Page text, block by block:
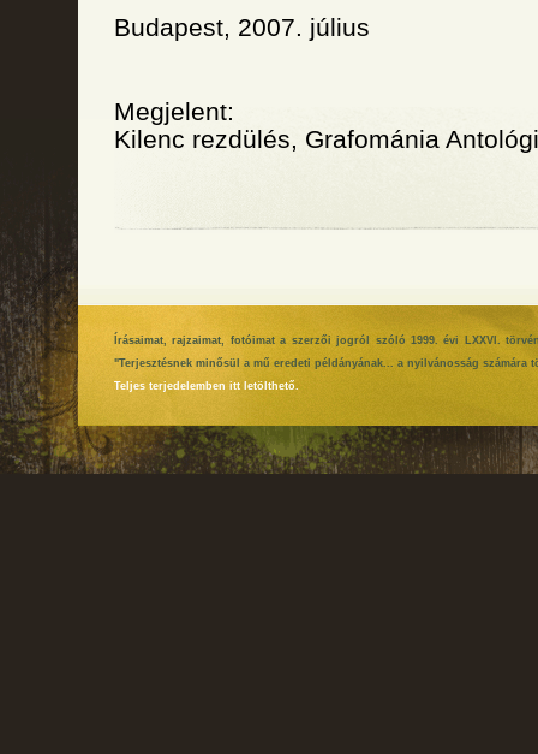
Budapest, 2007. július
Megjelent:
Kilenc rezdülés, Grafománia
Írásaimat, rajzaimat, fotóimat a szerzői jogról szóló 1999. évi LXXVI.
"Terjesztésnek minősül a mű eredeti példányának... a nyilvánosság
Teljes terjedelemben itt letölthető.